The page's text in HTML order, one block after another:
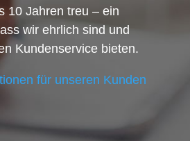
10 Jahren treu – ein
wir ehrlich sind und
Kundenservice bieten.
für unseren Kunden